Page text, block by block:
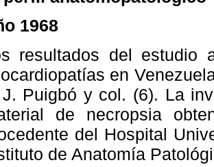
1968
resultados del estudio
en
Puigbó y col. (6). La
de necropsia
del Hospital
de Anatomía